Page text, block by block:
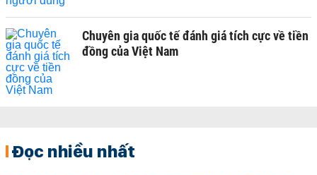
Chuyên gia quốc tế đánh giá tích cực về tiền
đồng của Việt Nam
Đọc nhiều nhất